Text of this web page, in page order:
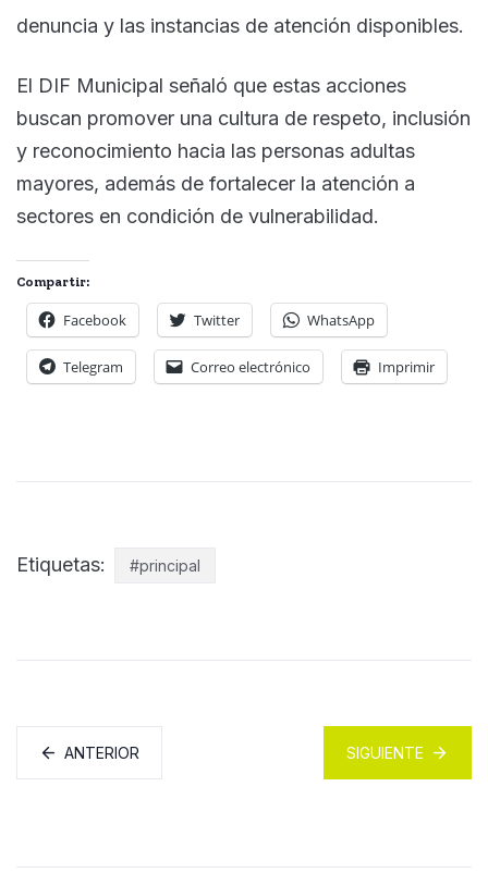
denuncia y las instancias de atención disponibles.
El DIF Municipal señaló que estas acciones
buscan promover una cultura de respeto, inclusión
y reconocimiento hacia las personas adultas
mayores, además de fortalecer la atención a
sectores en condición de vulnerabilidad.
Compartir:
Facebook Twitter WhatsApp
Telegram Correo electrónico Imprimir
Etiquetas: #principal
ANTERIOR SIGUIENTE